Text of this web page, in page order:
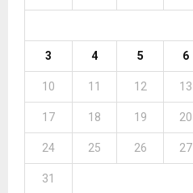
3 4 5 6
10 11 12 13
17 18 19 20
24 25 26 27
31